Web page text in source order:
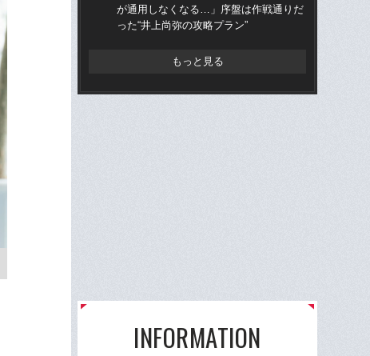
が通用しなくなる…」序盤は作戦通りだ
った“井上尚弥の攻略プラン”
もっと見る
INFORMATION